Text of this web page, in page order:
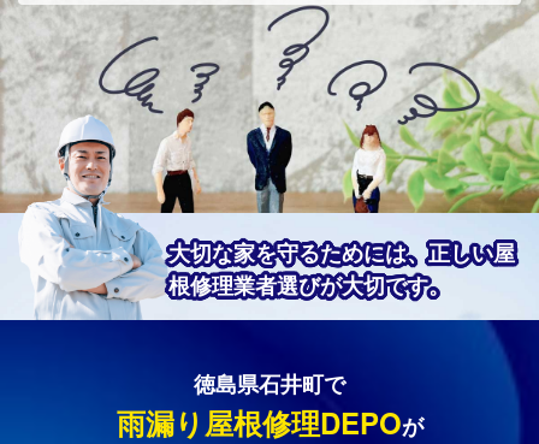
大切な家を守るためには、正しい屋
根修理業者選びが大切です。
徳島県石井町で
雨漏り屋根修理DEPOが